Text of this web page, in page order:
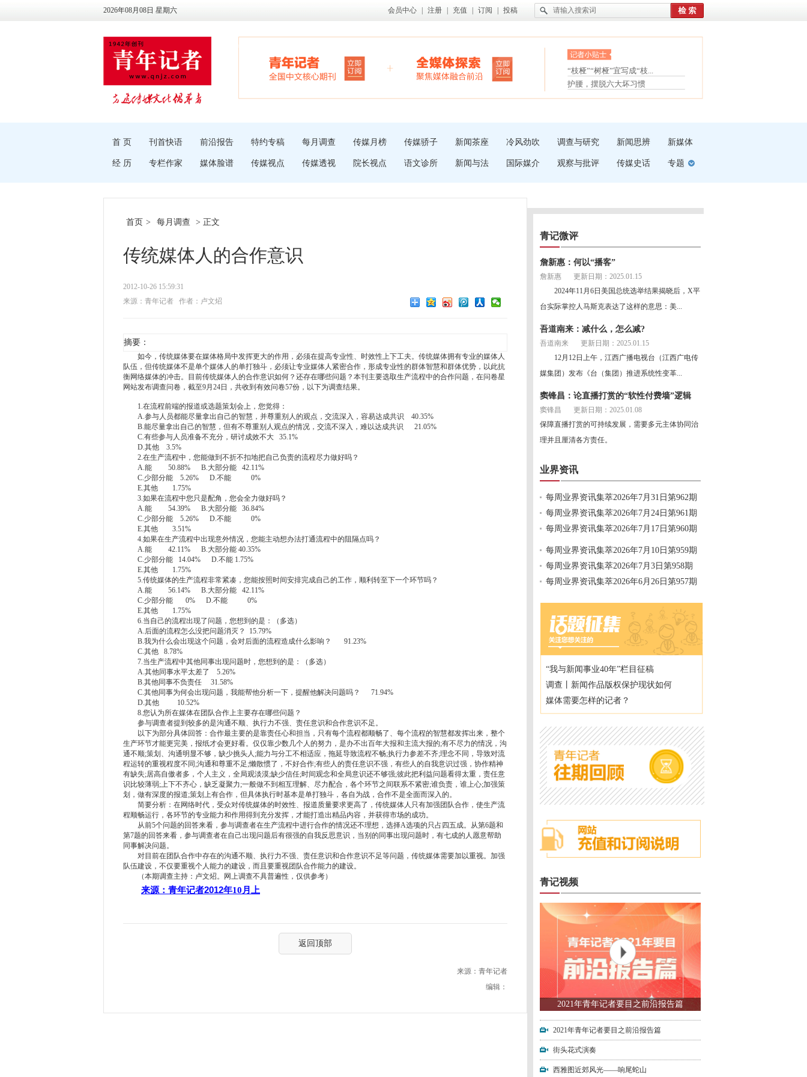
2026年08月08日 星期六 会员中心 注册 充值 订阅 投稿
眼白变红或是结膜下出血
“枝桠”“树桠”宜写成“枝...
夏天缓解疲劳有三招
护腰，摆脱六大坏习惯
受伤了冰敷还是热敷
首 页 刊首快语 前沿报告 特约专稿 每月调查 传媒月榜 传媒骄子 新闻茶座 冷风劲吹 调查与研究 新闻思辨 新媒体
经 历 专栏作家 媒体脸谱 传媒视点 传媒透视 院长视点 语文诊所 新闻与法 国际媒介 观察与批评 传媒史话 专题
首页 > 每月调查 > 正文
传统媒体人的合作意识
2012-10-26 15:59:31
来源：青年记者
作者：卢文炤
摘要：
如今，传统媒体要在媒体格局中发挥更大的作用，必须在提高专业性、时效性上下工夫。传统媒体拥有专业的媒体人
队伍，但传统媒体不是单个媒体人的单打独斗，必须让专业媒体人紧密合作，形成专业性的群体智慧和群体优势，以此抗
衡网络媒体的冲击。目前传统媒体人的合作意识如何？还存在哪些问题？本刊主要选取生产流程中的合作问题，在问卷星
网站发布调查问卷，截至9月24日，共收到有效问卷57份，以下为调查结果。
1.在流程前端的报道或选题策划会上，您觉得：
A.参与人员都能尽量拿出自己的智慧，并尊重别人的观点，交流深入，容易达成共识 40.35%
B.能尽量拿出自己的智慧，但有不尊重别人观点的情况，交流不深入，难以达成共识 21.05%
C.有些参与人员准备不充分，研讨成效不大 35.1%
D.其他 3.5%
2.在生产流程中，您能做到不折不扣地把自己负责的流程尽力做好吗？
A.能 50.88% B.大部分能 42.11%
C.少部分能 5.26% D.不能 0%
E.其他 1.75%
3.如果在流程中您只是配角，您会全力做好吗？
A.能 54.39% B.大部分能 36.84%
C.少部分能 5.26% D.不能 0%
E.其他 3.51%
4.如果在生产流程中出现意外情况，您能主动想办法打通流程中的阻隔点吗？
A.能 42.11% B.大部分能 40.35%
C.少部分能 14.04% D.不能 1.75%
E.其他 1.75%
5.传统媒体的生产流程非常紧凑，您能按照时间安排完成自己的工作，顺利转至下一个环节吗？
A.能 56.14% B.大部分能 42.11%
C.少部分能 0% D.不能 0%
E.其他 1.75%
6.当自己的流程出现了问题，您想到的是：（多选）
A.后面的流程怎么没把问题消灭？ 15.79%
B.我为什么会出现这个问题，会对后面的流程造成什么影响？ 91.23%
C.其他 8.78%
7.当生产流程中其他同事出现问题时，您想到的是：（多选）
A.其他同事水平太差了 5.26%
B.其他同事不负责任 31.58%
C.其他同事为何会出现问题，我能帮他分析一下，提醒他解决问题吗？ 71.94%
D.其他 10.52%
8.您认为所在媒体在团队合作上主要存在哪些问题？
参与调查者提到较多的是沟通不顺、执行力不强、责任意识和合作意识不足。
以下为部分具体回答：合作最主要的是靠责任心和担当，只有每个流程都顺畅了、每个流程的智慧都发挥出来，整个
生产环节才能更完美，报纸才会更好看。仅仅靠少数几个人的努力，是办不出百年大报和主流大报的;有不尽力的情况，沟
通不顺;策划、沟通明显不够，缺少挑头人;能力与分工不相适应，拖延导致流程不畅;执行力参差不齐;理念不同，导致对流
程运转的重视程度不同;沟通和尊重不足;懒散惯了，不好合作;有些人的责任意识不强，有些人的自我意识过强，协作精神
有缺失;居高自傲者多，个人主义，全局观淡漠;缺少信任;时间观念和全局意识还不够强;彼此把利益问题看得太重，责任意
识比较薄弱;上下不齐心，缺乏凝聚力;一般做不到相互理解、尽力配合，各个环节之间联系不紧密;谁负责，谁上心;加强策
划，做有深度的报道;策划上有合作，但具体执行时基本是单打独斗，各自为战，合作不是全面而深入的。
简要分析：在网络时代，受众对传统媒体的时效性、报道质量要求更高了，传统媒体人只有加强团队合作，使生产流
程顺畅运行，各环节的专业能力和作用得到充分发挥，才能打造出精品内容，并获得市场的成功。
从前5个问题的回答来看，参与调查者在生产流程中进行合作的情况还不理想，选择A选项的只占四五成。从第6题和
第7题的回答来看，参与调查者在自己出现问题后有很强的自我反思意识，当别的同事出现问题时，有七成的人愿意帮助
同事解决问题。
对目前在团队合作中存在的沟通不顺、执行力不强、责任意识和合作意识不足等问题，传统媒体需要加以重视。加强
队伍建设，不仅要重视个人能力的建设，而且要重视团队合作能力的建设。
（本期调查主持：卢文炤。网上调查不具普遍性，仅供参考）
来源：青年记者2012年10 月上
返回顶部
来源：青年记者
编辑：
青记微评
詹新惠：何以“播客”
詹新惠
更新日期：2025.01.15
2024年11月6日美国总统选举结果揭晓后，X平
台实际掌控人马斯克表达了这样的意思：美...
吾道南来：减什么，怎么减?
吾道南来
更新日期：2025.01.15
12月12日上午，江西广播电视台（江西广电传
媒集团）发布《台（集团）推进系统性变革...
窦锋昌：论直播打赏的“软性付费墙”逻辑
窦锋昌
更新日期：2025.01.08
保障直播打赏的可持续发展，需要多元主体协同治
理并且厘清各方责任。
业界资讯
每周业界资讯集萃2026年7月31日第962期
每周业界资讯集萃2026年7月24日第961期
每周业界资讯集萃2026年7月17日第960期
每周业界资讯集萃2026年7月10日第959期
每周业界资讯集萃2026年7月3日第958期
每周业界资讯集萃2026年6月26日第957期
“我与新闻事业40年”栏目征稿
调查丨新闻作品版权保护现状如何
媒体需要怎样的记者？
青记视频
2021年青年记者要目之前沿报告篇
2021年青年记者要目之前沿报告篇
街头花式演奏
西雅图近郊风光——响尾蛇山